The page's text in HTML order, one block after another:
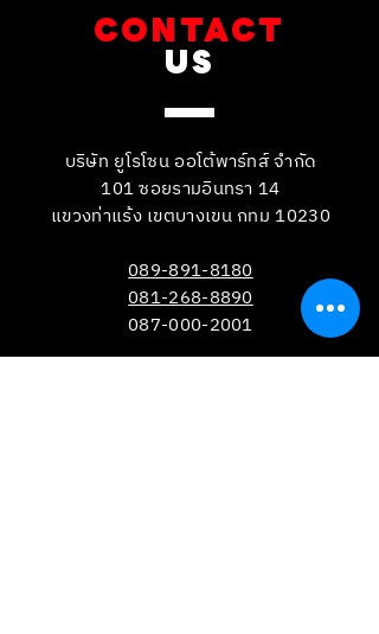
CONTACT
US
บริษัท ยูโรโซน ออโต้พาร์ทส์ จำกัด
101 ซอยรามอินทรา 14
แขวงท่าแร้ง เขตบางเขน กทม 10230
089-891-8180
081-268-8890
087-000-2001